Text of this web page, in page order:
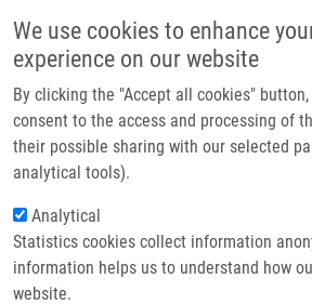
We use cookies to enhance
experience on our website
By clicking the "Accept all cookies"
consent to the access and processing of
their possible sharing with our selected
analytical tools).
Analytical
Statistics cookies collect information
information helps us to understand how
website.
Drobečková navigace
Domů Tkadlecová Hana
Tkadlecová Hana